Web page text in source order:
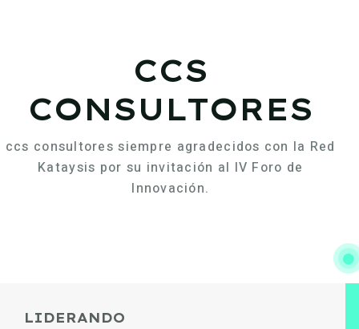
CCS
CONSULTORES
ccs consultores siempre agradecidos con la Red
Kataysis por su invitación al IV Foro de
Innovación.
LIDERANDO